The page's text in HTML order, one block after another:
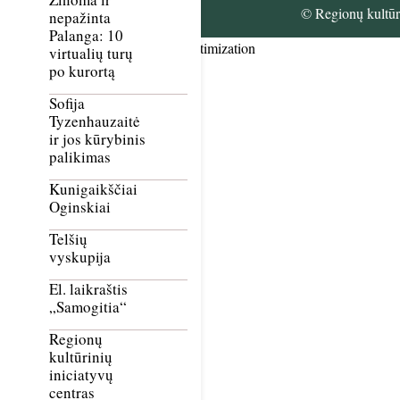
nepažinta
Palanga: 10
virtualių turų
po kurortą
Sofija
Tyzenhauzaitė
ir jos kūrybinis
palikimas
Kunigaikščiai
Oginskiai
Telšių
vyskupija
El. laikraštis
„Samogitia“
Regionų
kultūrinių
iniciatyvų
centras
© Regionų
Smush Image Compression and Optimization